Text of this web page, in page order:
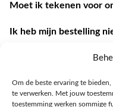
Om de beste ervaring te
te verwerken. Met jouw
toestemming werken sommige
Moet ik tekenen voor
Ik heb mijn bestelling
Ik heb een andere
Contacteer ons